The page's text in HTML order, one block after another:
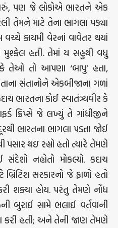
પણ જે લોકોએ ભારતને એક
તેમને માટે તેના ભાગલા પડ્યા
કાયમી વેરનાં વાવેતર થયાં
હતી. તેમાં ય સહુથી વધુ
તેઓ તો આપણા ‘બાપુ’ હતા,
સંતાનોને એકબીજાના ગળાં
ભારતના કોઈ સ્વાતંત્ર્યવીર કે
ક્રિપ્સે જે લખ્યું તે ગાંધીજીને
ભારતના ભાગલા પડતા જોઈ
પસાર થઇ રહ્યો હતો ત્યારે તેમણે
નહોતો મોકલ્યો. કદાચ
સરકારનો જે ફાળો હતો
શક્યા હોય. પરંતુ તેમણે નોંધ
બુરાઈ સામે ભલાઈ વર્તવાની
કરી હતી; અને તેની જાણ તેમણે